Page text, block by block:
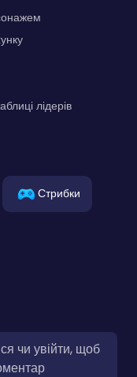
лідерів
Стрибки
чи увійти, щоб